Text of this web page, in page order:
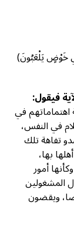
خَوْضٍ يَلْعَبُونَ)
فيقول:
في
في النفس،
تفاهة تلك
بها،
أمور
المشغولين
ويقضون